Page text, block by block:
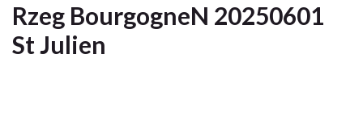
Rzeg BourgogneN 20250601
St Julien